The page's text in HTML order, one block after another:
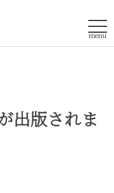
出版されま